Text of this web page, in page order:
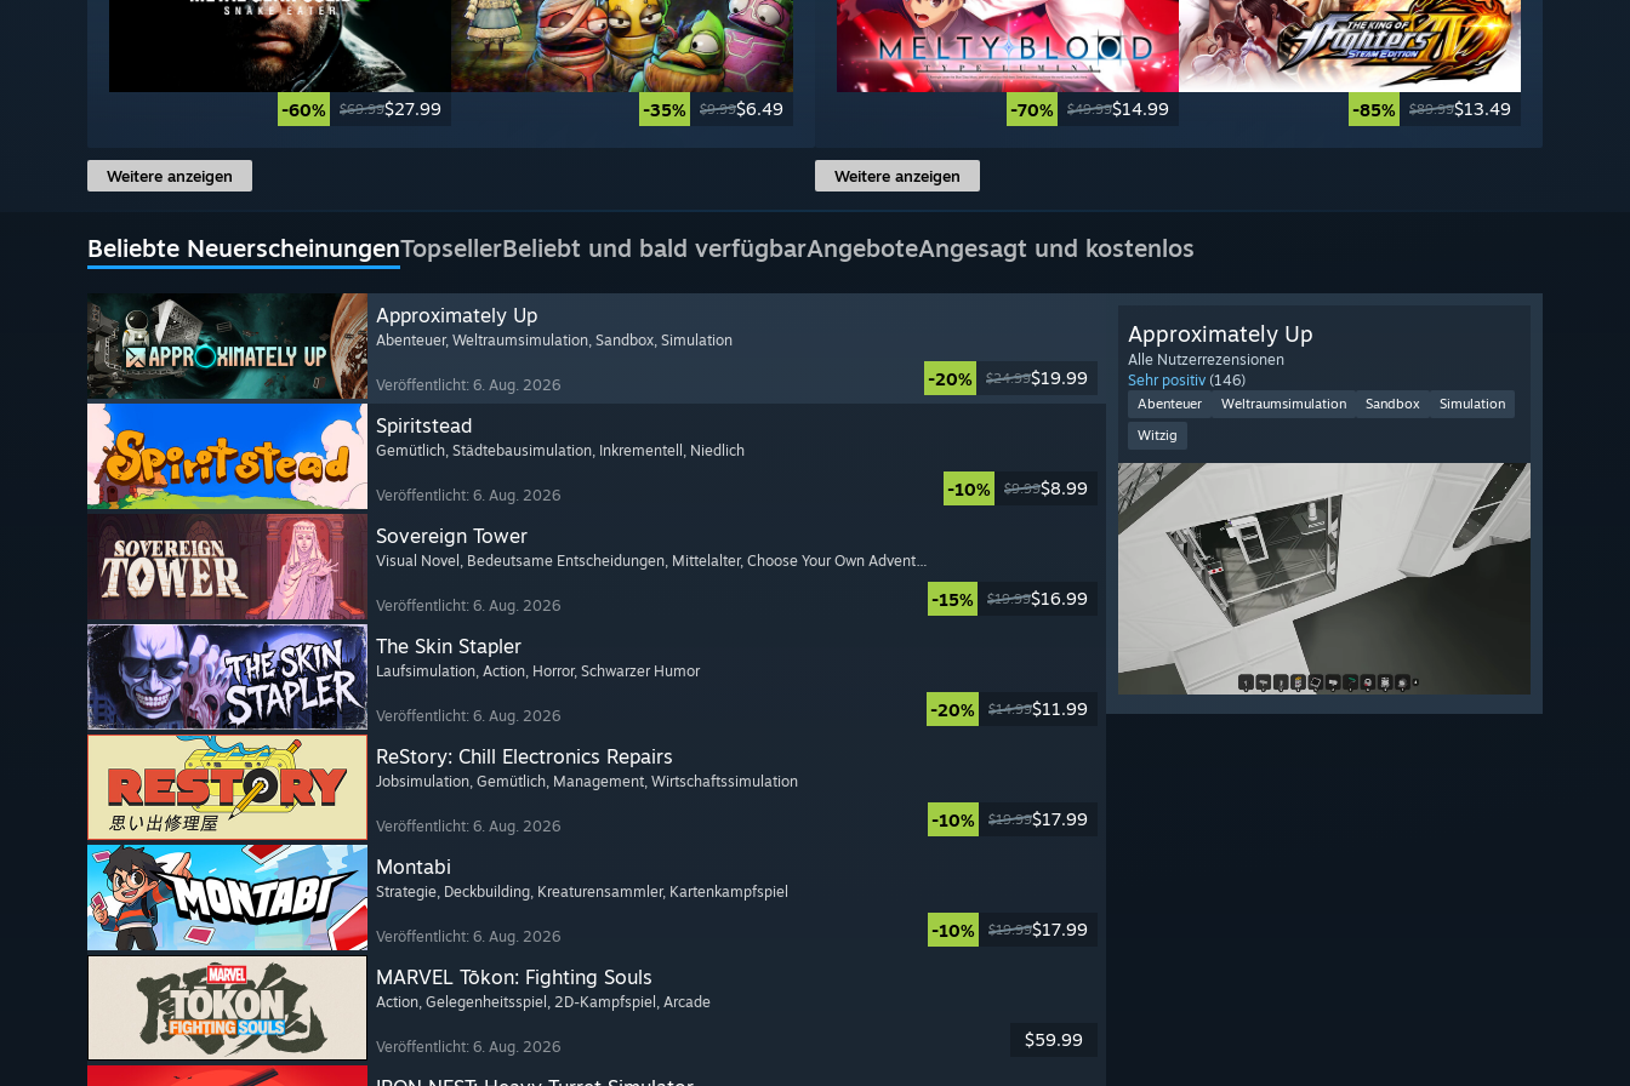
-60% $69.99$27.99 -35% $9.99$6.49
Weitere anzeigen
-70% $49.99$14.99 -85% $89.99$13.49
Weitere anzeigen
Beliebte NeuerscheinungenTopsellerBeliebt und bald verfügbarAngeboteAngesagt und kostenlos
Approximately Up
Abenteuer, Weltraumsimulation, Sandbox, Simulation
Veröffentlicht: 6. Aug. 2026 -20% $24.99$19.99
Spiritstead
Gemütlich, Städtebausimulation, Inkrementell , Niedlich
Veröffentlicht: 6. Aug. 2026 -10% $9.99$8.99
Sovereign Tower
Visual Novel , Bedeutsame Entscheidungen, Mittelalter, Choose Your Own Adventure
Veröffentlicht: 6. Aug. 2026 -15% $19.99$16.99
The Skin Stapler
Laufsimulation, Action, Horror, Schwarzer Humor
Veröffentlicht: 6. Aug. 2026 -20% $14.99$11.99
ReStory: Chill Electronics Repairs
Jobsimulation, Gemütlich, Management, Wirtschaftssimulation
Veröffentlicht: 6. Aug. 2026 -10% $19.99$17.99
Montabi
Strategie, Deckbuilding, Kreaturensammler, Kartenkampfspiel
Veröffentlicht: 6. Aug. 2026 -10% $19.99$17.99
MARVEL Tōkon: Fighting Souls
Action, Gelegenheitsspiel , 2D-Kampfspiel , Arcade
Veröffentlicht: 6. Aug. 2026 $59.99
Approximately Up
Alle Nutzerrezensionen
Sehr positiv (146)
Abenteuer Weltraumsimulation Sandbox
Simulation
Witzig